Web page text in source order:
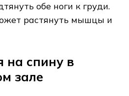
обе ноги к груди.
растянуть мышцы и
на спину в
зале